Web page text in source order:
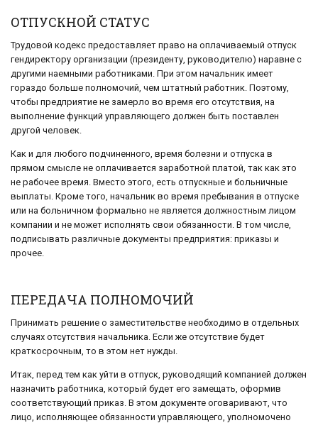
ОТПУСКНОЙ СТАТУС
Трудовой кодекс предоставляет право на оплачиваемый отпуск
гендиректору организации (президенту, руководителю) наравне с
другими наемными работниками. При этом начальник имеет
гораздо больше полномочий, чем штатный работник. Поэтому,
чтобы предприятие не замерло во время его отсутствия, на
выполнение функций управляющего должен быть поставлен
другой человек.
Как и для любого подчиненного, время болезни и отпуска в
прямом смысле не оплачивается заработной платой, так как это
не рабочее время. Вместо этого, есть отпускные и больничные
выплаты. Кроме того, начальник во время пребывания в отпуске
или на больничном формально не является должностным лицом
компании и не может исполнять свои обязанности. В том числе,
подписывать различные документы предприятия: приказы и
прочее.
ПЕРЕДАЧА ПОЛНОМОЧИЙ
Принимать решение о заместительстве необходимо в отдельных
случаях отсутствия начальника. Если же отсутствие будет
краткосрочным, то в этом нет нужды.
Итак, перед тем как уйти в отпуск, руководящий компанией должен
назначить работника, который будет его замещать, оформив
соответствующий приказ. В этом документе оговаривают, что
лицо, исполняющее обязанности управляющего, уполномочено